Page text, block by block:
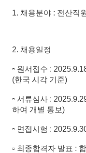
1. 채용분야 : 전산직원
2. 채용일정
▫ 원서접수 :
(한국 시각 기준)
▫ 서류심사 :
하여 개별 통보)
▫ 면접시험 :
▫ 최종합격자 발표 :